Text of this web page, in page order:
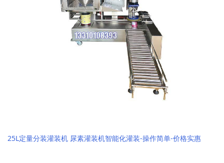
25L定量分装灌装机 尿素灌装机智能化灌装-操作简单-价格实惠